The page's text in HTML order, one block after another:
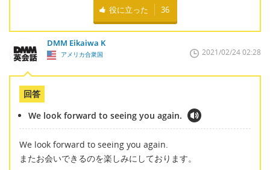
役に立った 36
DMM Eikaiwa K
アメリカ合衆国 2021/02/24 02:28
回答
We look forward to seeing you again.
We look forward to seeing you again.
またお会いできるのを楽しみにしております。